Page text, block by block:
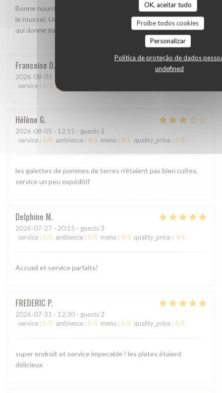
OK, aceitar tudo
Proíbe todos cookies
Personalizar
Política de proteção de dados
undefined
Bonne nourriture. Une bière brassée sur place (je vous conseil
le rousse). Un endroit très agréable avec une belle terrasse
qui donne sur un parc. Idéal aussi pour les enfants.
Francoise D
2026-08-03 - 12:30 - guests 2
service : 5/5 ambience
Hélène G
2026-08-05 - 12:15 - guests 2
service : 3/5 ambience : 4/5 menu : 3/5 quality_price : 2/5
les galettes de pommes de terres n'étaient pas bien cuites,
service un peu expéditif
Delphine M
2026-07-27 - 20:15 - guests 3
service : 5/5 ambience : 5/5 menu : 4/5 quality_price : 4/5
Accueil et service parfaits!
FREDERIC P
2026-07-31 - 12:30 - guests 2
service : 5/5 ambience : 5/5 menu : 5/5 quality_price : 5/5
super endroit et service impecable ! les plates étaient
délicieux